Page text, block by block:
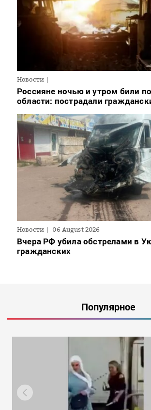
Новости
Россияне ночью и утром били
области: пострадали
Новости 06 August 2026
Вчера РФ убила обстрелами в
гражданских
Популярное